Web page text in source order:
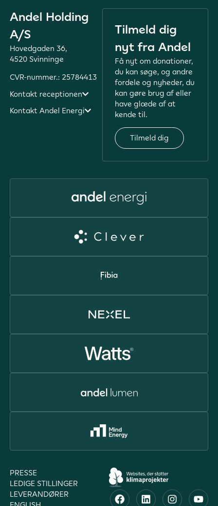
Andel Holding
A/S
Hovedgaden 36,
4520 Svinninge
CVR-nummer.: 25784413
Kontakt receptionen
Kontakt Andel Energi
Tilmeld dig
nyt fra Andel
Få nyt om donationer,
du kan søge, og andre
fordele og nyheder, du
kan gøre brug af eller
have glæde af at
kende til.
Tilmeld dig
PRESSE
LEDIGE STILLINGER
LEVERANDØRER